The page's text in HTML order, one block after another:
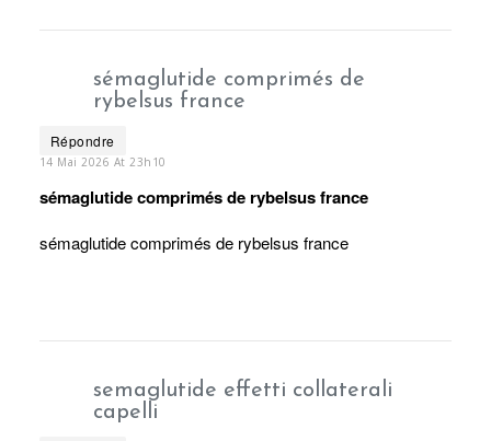
sémaglutide comprimés de
rybelsus france
Répondre
14 Mai 2026 At 23h10
sémaglutide comprimés de rybelsus france
sémaglutide comprimés de rybelsus france
semaglutide effetti collaterali
capelli